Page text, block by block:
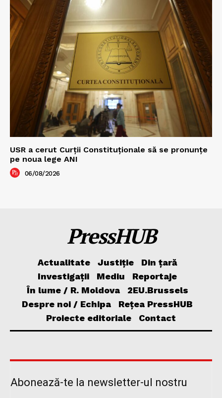
USR a cerut Curții Constituționale să se pronunțe
pe noua lege ANI
06/08/2026
PressHUB
Actualitate Justiție
Din țară
Investigații
Mediu
Reportaje
În lume / R. Moldova
2EU.Brussels
Despre noi / Echipa
Rețea PressHUB
Proiecte editoriale
Contact
Abonează-te la newsletter-ul nostru